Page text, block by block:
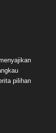
pilihan